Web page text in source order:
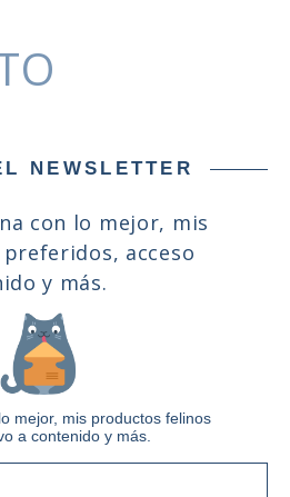
NEWSLETTER
con lo mejor, mis
acceso
y más.
mejor, mis productos felinos
a contenido y más.